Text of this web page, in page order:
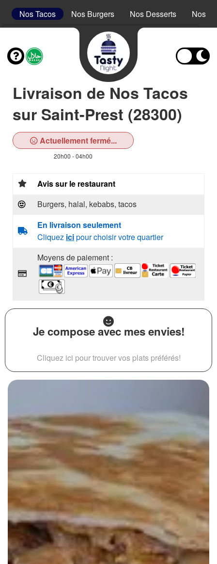
Nos Tacos Nos Burgers Nos Desserts Nos
Livraison de Nos Tacos
sur Saint-Prest (28300)
Actuellement fermé...
20h00 - 04h00
Avis sur le restaurant
Burgers, halal, kebabs, tacos
En livraison seulement
Cliquez icipour choisir votre quartier
Moyens de paiement :
Je compose avec mes envies!
Cliquez ici pour trouver vos plats préférés!